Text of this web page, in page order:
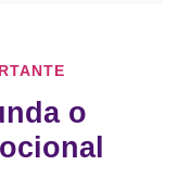
o